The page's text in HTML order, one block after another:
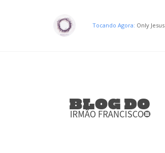
Tocando Agora: Only Jesus